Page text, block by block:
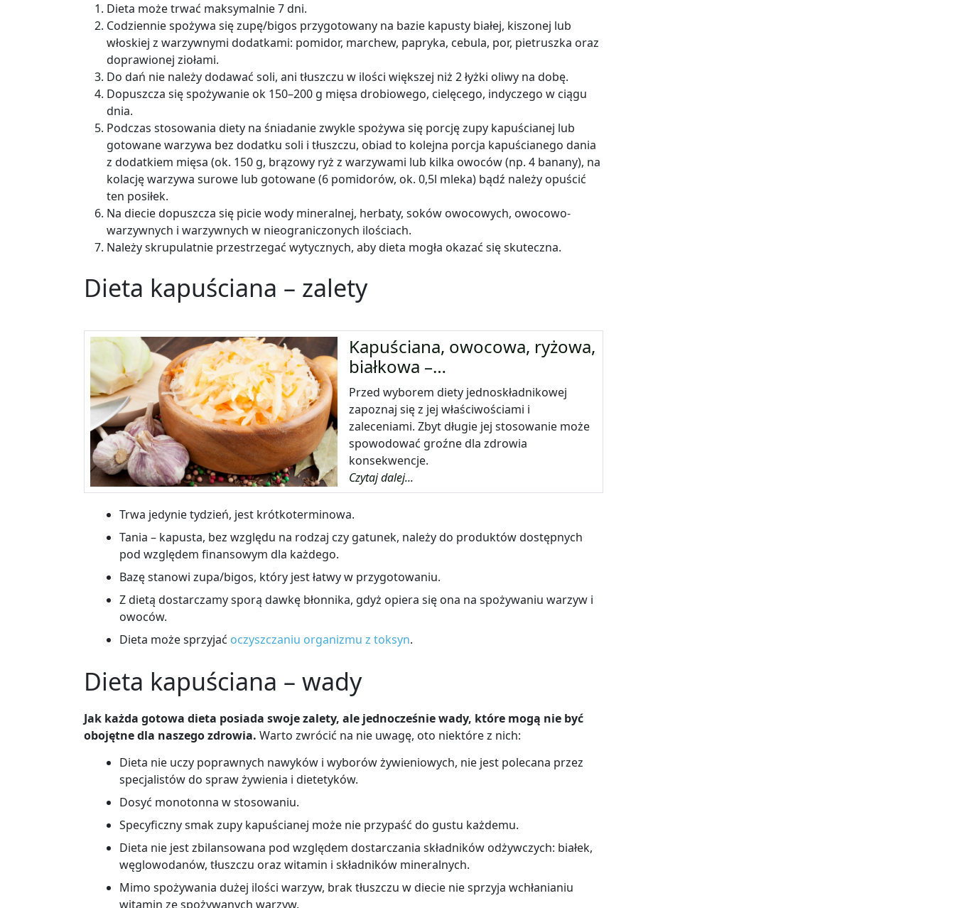
Dieta może trwać maksymalnie 7 dni.
Codziennie spożywa się zupę/bigos przygotowany na bazie kapusty białej, kiszonej lub
włoskiej z warzywnymi dodatkami: pomidor, marchew, papryka, cebula, por, pietruszka oraz
doprawionej ziołami.
Do dań nie należy dodawać soli, ani tłuszczu w ilości większej niż 2 łyżki oliwy na dobę.
Dopuszcza się spożywanie ok 150–200 g mięsa drobiowego, cielęcego, indyczego w ciągu
dnia.
Podczas stosowania diety na śniadanie zwykle spożywa się porcję zupy kapuścianej lub
gotowane warzywa bez dodatku soli i tłuszczu, obiad to kolejna porcja kapuścianego dania
z dodatkiem mięsa (ok. 150 g, brązowy ryż z warzywami lub kilka owoców (np. 4 banany), na
kolację warzywa surowe lub gotowane (6 pomidorów, ok. 0,5l mleka) bądź należy opuścić
ten posiłek.
Na diecie dopuszcza się picie wody mineralnej, herbaty, soków owocowych, owocowo-
warzywnych i warzywnych w nieograniczonych ilościach.
Należy skrupulatnie przestrzegać wytycznych, aby dieta mogła okazać się skuteczna.
Dieta kapuściana – zalety
Kapuściana, owocowa, ryżowa,
białkowa –…
Przed wyborem diety jednoskładnikowej
zapoznaj się z jej właściwościami i
zaleceniami. Zbyt długie jej stosowanie może
spowodować groźne dla zdrowia
konsekwencje.
Czytaj dalej...
Trwa jedynie tydzień, jest krótkoterminowa.
Tania – kapusta, bez względu na rodzaj czy gatunek, należy do produktów dostępnych
pod względem finansowym dla każdego.
Bazę stanowi zupa/bigos, który jest łatwy w przygotowaniu.
Z dietą dostarczamy sporą dawkę błonnika, gdyż opiera się ona na spożywaniu warzyw i
owoców.
Dieta może sprzyjać oczyszczaniu organizmu z toksyn.
Dieta kapuściana – wady
Jak każda gotowa dieta posiada swoje zalety, ale jednocześnie wady, które mogą nie być
obojętne dla naszego zdrowia. Warto zwrócić na nie uwagę, oto niektóre z nich:
Dieta nie uczy poprawnych nawyków i wyborów żywieniowych, nie jest polecana przez
specjalistów do spraw żywienia i dietetyków.
Dosyć monotonna w stosowaniu.
Specyficzny smak zupy kapuścianej może nie przypaść do gustu każdemu.
Dieta nie jest zbilansowana pod względem dostarczania składników odżywczych: białek,
węglowodanów, tłuszczu oraz witamin i składników mineralnych.
Mimo spożywania dużej ilości warzyw, brak tłuszczu w diecie nie sprzyja wchłanianiu
witamin ze spożywanych warzyw.